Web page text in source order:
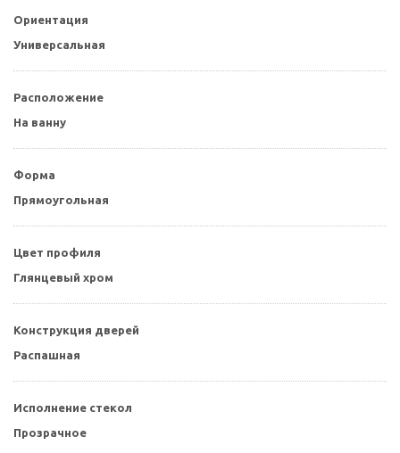
Ориентация
Универсальная
Расположение
На ванну
Форма
Прямоугольная
Цвет профиля
Глянцевый хром
Конструкция дверей
Распашная
Исполнение стекол
Прозрачное